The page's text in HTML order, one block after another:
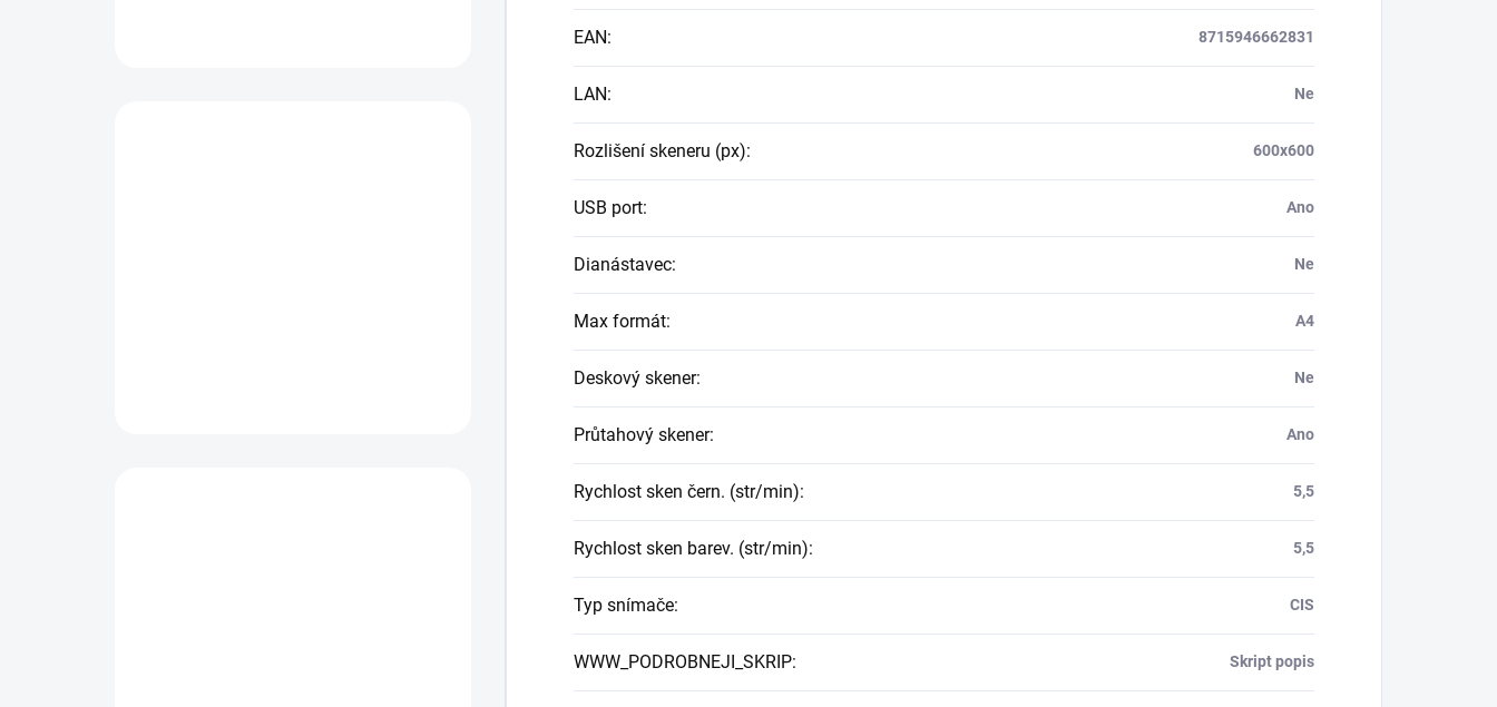
EAN: 8715946662831
LAN: Ne
Rozlišení skeneru (px): 600x600
USB port: Ano
Dianástavec: Ne
Max formát: A4
Deskový skener: Ne
Průtahový skener: Ano
Rychlost sken čern. (str/min): 5,5
Rychlost sken barev. (str/min): 5,5
Typ snímače: CIS
WWW_PODROBNEJI_SKRIP: Skript popis